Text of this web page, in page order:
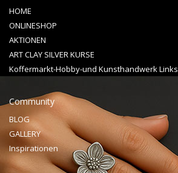
HOME
ONLINESHOP
AKTIONEN
ART CLAY SILVER KURSE
Koffermarkt-Hobby-und Kunsthandwerk Links
Community
BLOG
GALLERY
Inspirationen